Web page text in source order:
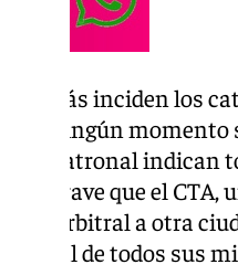
que más inciden los
en ningún
la patronal
tan grave que el
arbitral a otra
de todos sus